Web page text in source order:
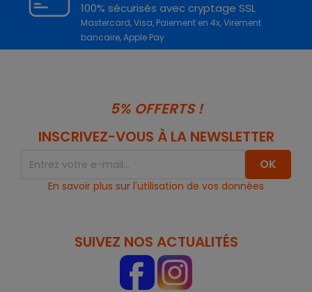
100% sécurisés avec cryptage SSL
Mastercard, Visa, Paiement en 4x, Virement
bancaire, Apple Pay
5% OFFERTS !
INSCRIVEZ-VOUS À LA NEWSLETTER
En savoir plus sur l'utilisation de vos données
SUIVEZ NOS ACTUALITÉS